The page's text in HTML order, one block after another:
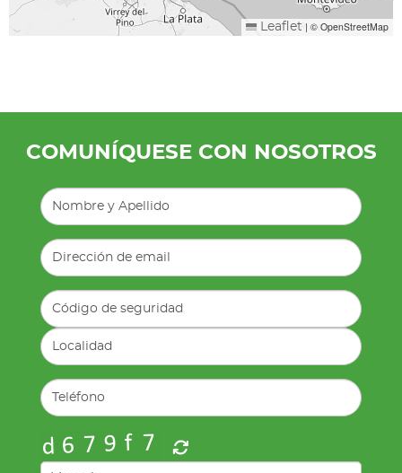
Leaflet | © OpenStreetMap
COMUNÍQUESE CON NOSOTROS